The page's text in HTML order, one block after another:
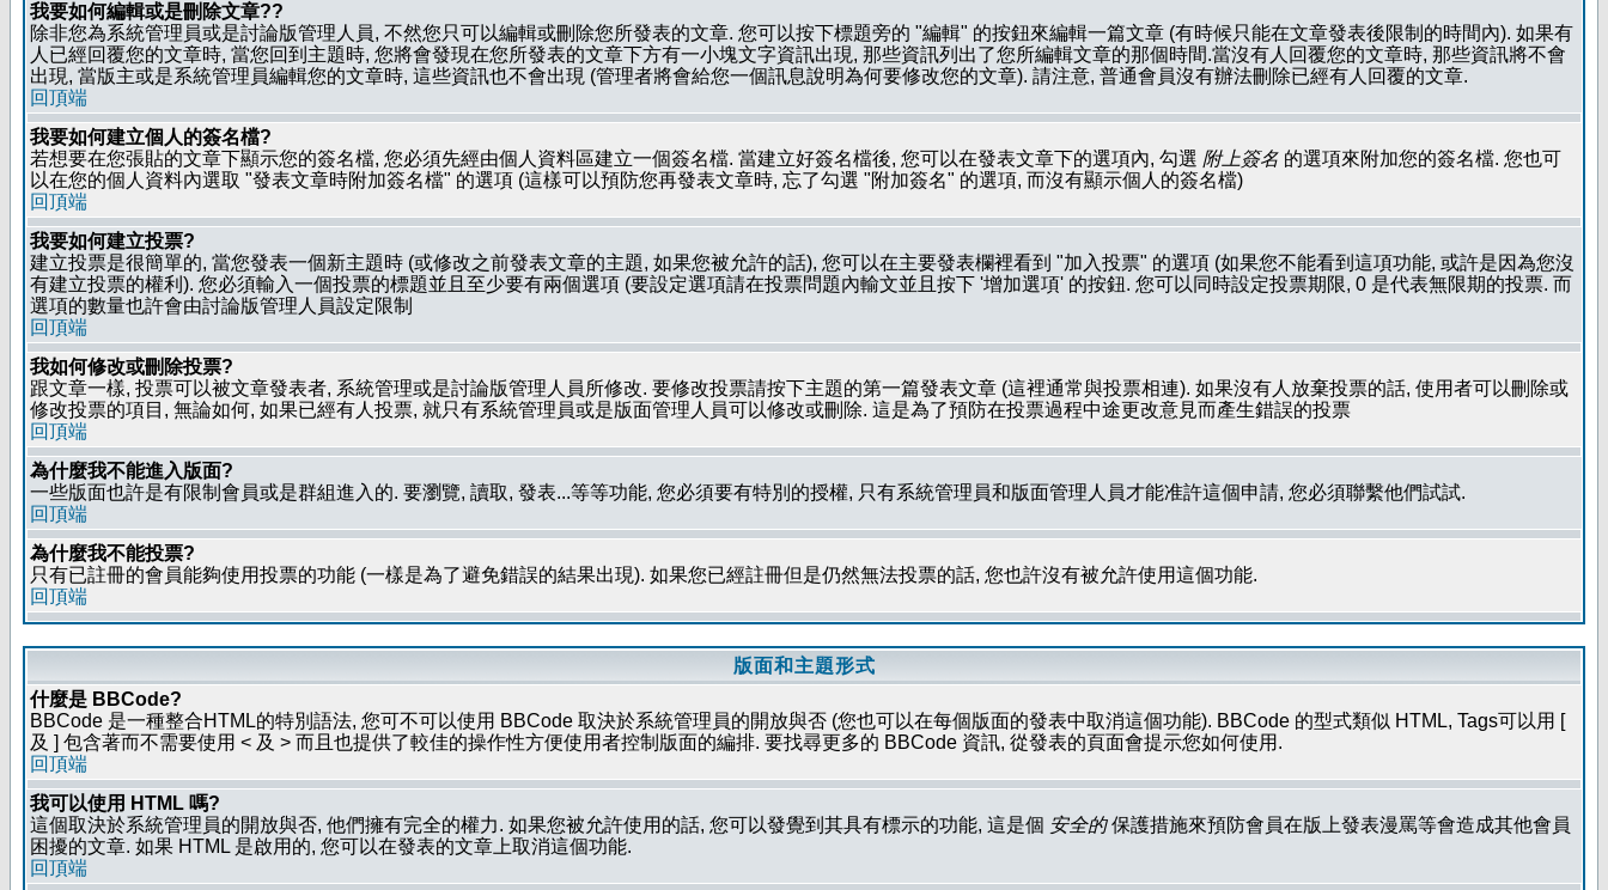
我要如何編輯或是刪除文章??
除非您為系統管理員或是討論版管理人員, 不然您只可以編輯或刪除您所發表的文章. 您可以按下標題旁的 "編輯" 的按鈕來編輯一篇文章 (有時候只能在文章發表後限制的時間內). 如果有
人已經回覆您的文章時, 當您回到主題時, 您將會發現在您所發表的文章下方有一小塊文字資訊出現, 那些資訊列出了您所編輯文章的那個時間.當沒有人回覆您的文章時, 那些資訊將不會
出現, 當版主或是系統管理員編輯您的文章時, 這些資訊也不會出現 (管理者將會給您一個訊息說明為何要修改您的文章). 請注意, 普通會員沒有辦法刪除已經有人回覆的文章.
回頂端
我要如何建立個人的簽名檔?
若想要在您張貼的文章下顯示您的簽名檔, 您必須先經由個人資料區建立一個簽名檔. 當建立好簽名檔後, 您可以在發表文章下的選項內, 勾選 附上簽名 的選項來附加您的簽名檔. 您也可
以在您的個人資料內選取 "發表文章時附加簽名檔" 的選項 (這樣可以預防您再發表文章時, 忘了勾選 "附加簽名" 的選項, 而沒有顯示個人的簽名檔)
回頂端
我要如何建立投票?
建立投票是很簡單的, 當您發表一個新主題時 (或修改之前發表文章的主題, 如果您被允許的話), 您可以在主要發表欄裡看到 "加入投票" 的選項 (如果您不能看到這項功能, 或許是因為您沒
有建立投票的權利). 您必須輸入一個投票的標題並且至少要有兩個選項 (要設定選項請在投票問題內輸文並且按下 '增加選項' 的按鈕. 您可以同時設定投票期限, 0 是代表無限期的投票. 而
選項的數量也許會由討論版管理人員設定限制
回頂端
我如何修改或刪除投票?
跟文章一樣, 投票可以被文章發表者, 系統管理或是討論版管理人員所修改. 要修改投票請按下主題的第一篇發表文章 (這裡通常與投票相連). 如果沒有人放棄投票的話, 使用者可以刪除或
修改投票的項目, 無論如何, 如果已經有人投票, 就只有系統管理員或是版面管理人員可以修改或刪除. 這是為了預防在投票過程中途更改意見而產生錯誤的投票
回頂端
為什麼我不能進入版面?
一些版面也許是有限制會員或是群組進入的. 要瀏覽, 讀取, 發表...等等功能, 您必須要有特別的授權, 只有系統管理員和版面管理人員才能准許這個申請, 您必須聯繫他們試試.
回頂端
為什麼我不能投票?
只有已註冊的會員能夠使用投票的功能 (一樣是為了避免錯誤的結果出現). 如果您已經註冊但是仍然無法投票的話, 您也許沒有被允許使用這個功能.
回頂端
版面和主題形式
什麼是 BBCode?
BBCode 是一種整合HTML的特別語法, 您可不可以使用 BBCode 取決於系統管理員的開放與否 (您也可以在每個版面的發表中取消這個功能). BBCode 的型式類似 HTML, Tags可以用 [
及 ] 包含著而不需要使用 < 及 > 而且也提供了較佳的操作性方便使用者控制版面的編排. 要找尋更多的 BBCode 資訊, 從發表的頁面會提示您如何使用.
回頂端
我可以使用 HTML 嗎?
這個取決於系統管理員的開放與否, 他們擁有完全的權力. 如果您被允許使用的話, 您可以發覺到其具有標示的功能, 這是個 安全的保護措施來預防會員在版上發表漫罵等會造成其他會員
困擾的文章. 如果 HTML 是啟用的, 您可以在發表的文章上取消這個功能.
回頂端